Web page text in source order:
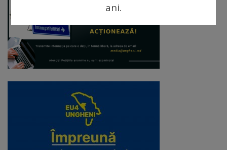
imagini
Galerie
video
Galerii
Administrație
ani.